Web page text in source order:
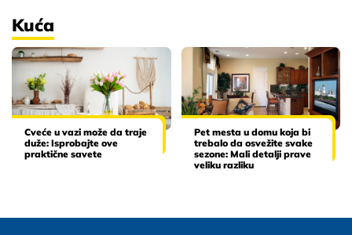
Kuća
Cveće u vazi može da traje
duže: Isprobajte ove
praktične savete
Pet mesta u domu koja bi
trebalo da osvežite svake
sezone: Mali detalji prave
veliku razliku